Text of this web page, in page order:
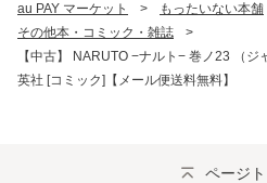
au PAY マーケット > もったいない本舗
その他本・コミック・雑誌
>
【中古】 NARUTO −ナルト− 巻ノ23 （
英社 [コミック]【メール便送料無料】
ページ